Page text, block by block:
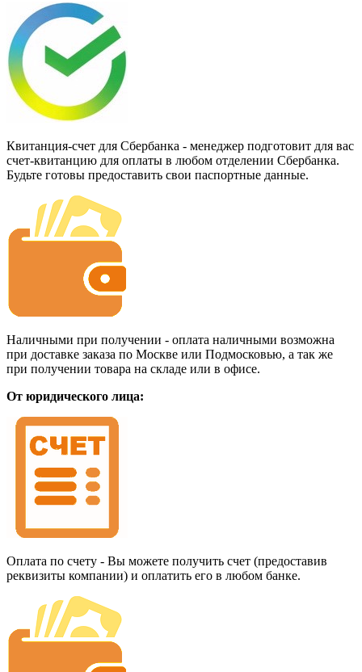
Квитанция-счет для Сбербанка - менеджер подготовит для вас
счет-квитанцию для оплаты в любом отделении Сбербанка.
Будьте готовы предоставить свои паспортные данные.
Наличными при получении - оплата наличными возможна
при доставке заказа по Москве или Подмосковью, а так же
при получении товара на складе или в офисе.
От юридического лица:
Оплата по счету - Вы можете получить счет (предоставив
реквизиты компании) и оплатить его в любом банке.